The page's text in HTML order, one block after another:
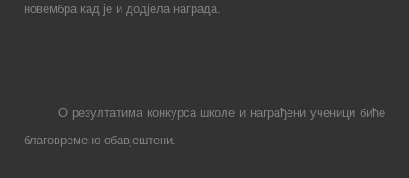
новембра кад је и додјела награда.
О резултатима конкурса школе и награђени ученици биће
благовремено обавјештени.